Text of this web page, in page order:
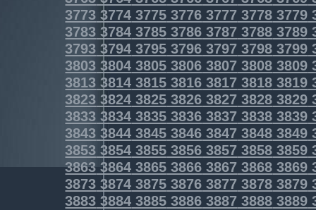
3773 3774 3775 3776 3777 3778 3779
3783 3784 3785 3786 3787 3788 3789
3793 3794 3795 3796 3797 3798 3799
3803 3804 3805 3806 3807 3808 3809
3813 3814 3815 3816 3817 3818 3819
3823 3824 3825 3826 3827 3828 3829
3833 3834 3835 3836 3837 3838 3839
3843 3844 3845 3846 3847 3848 3849
3853 3854 3855 3856 3857 3858 3859
3863 3864 3865 3866 3867 3868 3869
3873 3874 3875 3876 3877 3878 3879
3883 3884 3885 3886 3887 3888 3889